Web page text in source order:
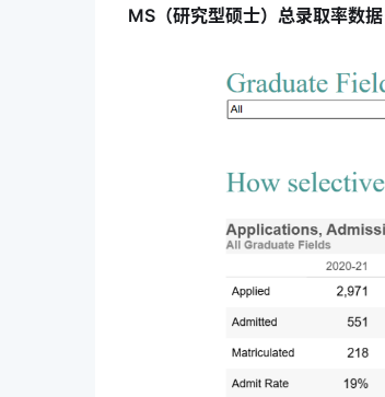
MS（研究型硕士）总录取率数据